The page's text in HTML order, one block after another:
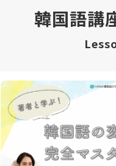
韓国語講